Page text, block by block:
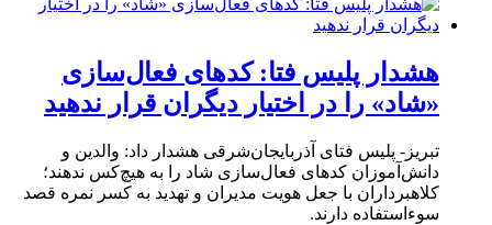
هشدار پلیس فتا: کدهای فعال‌سازی
«شاد» را در اختیار دیگران قرار ندهید
تبریز- پلیس فتای آذربایجان‌شرقی هشدار داد: والدین و
دانش‌آموزان کدهای فعال‌سازی شاد را به هیچ‌کس ندهند؛
کلاهبرداران با جعل هویت مدیران و تهدید به کسر نمره قصد
سوءاستفاده دارند.